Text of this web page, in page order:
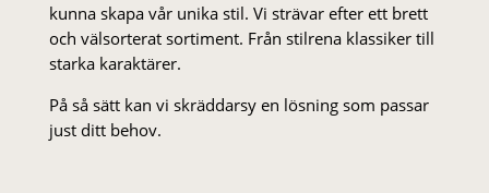
kunna skapa vår unika stil. Vi strä­var efter ett brett
och välsorterat sor­ti­ment. Från stil­rena klas­siker till
starka karaktärer.
På så sätt kan vi skräddarsy en lösning som passar
just ditt behov.